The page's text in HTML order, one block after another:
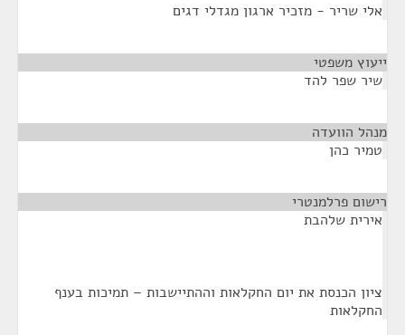
אלי שריר - מזכיר ארגון מגדלי דגים
ייעוץ משפטי
שיר שפר להד
מנהל הוועדה
טמיר כהן
רישום פרלמנטרי
אירית שלהבת
ציון הכנסת את יום החקלאות וההתיישבות – תמיכות בענף
החקלאות